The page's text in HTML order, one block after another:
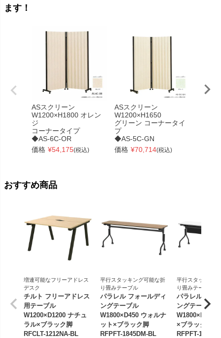
ます！
ASスクリーン
W1200×H1800 オレン
ジ
コーナータイプ
◆AS-6C-OR
価格 ¥54,175(税込)
ASスクリーン
W1200×H1650
グリーン コーナータイ
プ
◆AS-5C-GN
価格 ¥70,714(税込)
おすすめ商品
増連可能なフリーアドレス
デスク
チルト フリーアドレス
用テーブル
W1200×D1200 ナチュ
ラル×ブラック脚
RFCLT-1212NA-BL
平行スタッキング可能な折
り畳みテーブル
パラレル フォールディ
ングテーブル
W1800×D450 ウォルナ
ット×ブラック脚
RFPFT-1845DM-BL
平行スタッキン
り畳みテーブル
パラレル フォ
ングテーブル
W1800×D450
×ブラック脚
RFPFT-